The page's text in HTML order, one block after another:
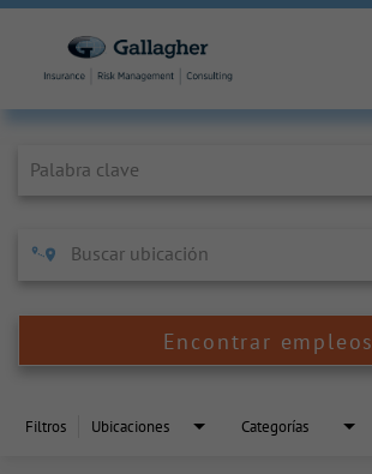
Encontrar empleos
Filtros Ubicaciones Categorías